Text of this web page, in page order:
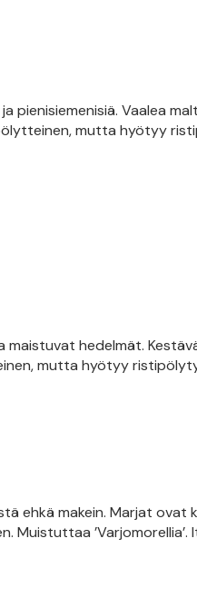
pienisiemenisiä. Vaalea
mutta hyötyy
hedelmät.
mutta hyötyy
ehkä makein. Marjat ovat
Muistuttaa